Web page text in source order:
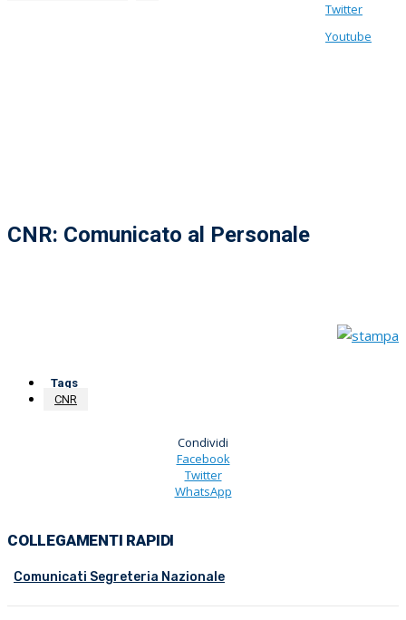
Twitter
Youtube
CNR: Comunicato al Personale
Tags
CNR
Condividi
Facebook
Twitter
WhatsApp
COLLEGAMENTI RAPIDI
Comunicati Segreteria Nazionale